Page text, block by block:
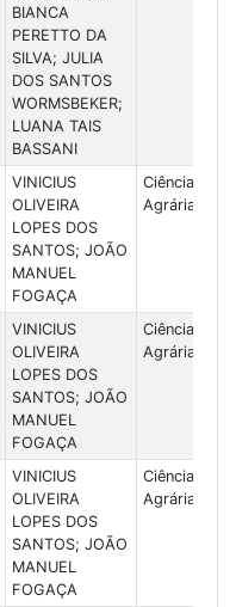
BIANCA
PERETTO DA
SILVA; JULIA
DOS SANTOS
WORMSBEKER;
LUANA TAIS
BASSANI
VINICIUS
OLIVEIRA
LOPES DOS
SANTOS; JOÃO
MANUEL
FOGAÇA
Ciências
Agrárias
VINICIUS
OLIVEIRA
LOPES DOS
SANTOS; JOÃO
MANUEL
FOGAÇA
Ciências
Agrárias
VINICIUS
OLIVEIRA
LOPES DOS
SANTOS; JOÃO
MANUEL
FOGAÇA
Ciências
Agrárias